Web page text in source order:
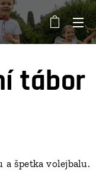
tábor
a špetka volejbalu.